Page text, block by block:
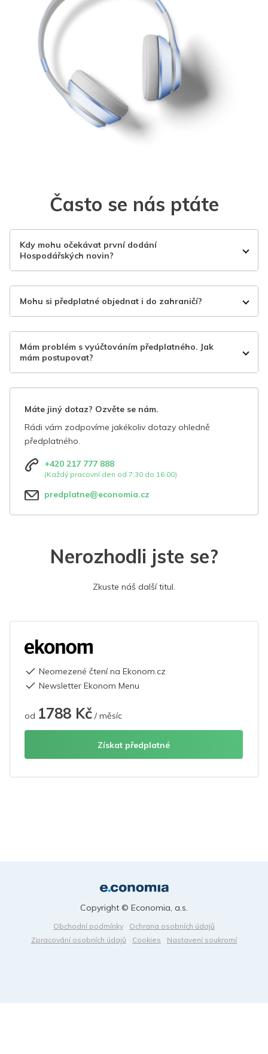
Často se nás ptáte
Kdy mohu očekávat první dodání
Hospodářských novin?
Mohu si předplatné objednat i do zahraničí?
Mám problém s vyúčtováním předplatného. Jak
mám postupovat?
Máte jiný dotaz? Ozvěte se nám.
Rádi vám zodpovíme jakékoliv dotazy ohledně
předplatného.
+420 217 777 888
(Každý pracovní den od 7:30 do 16:00)
predplatne@economia.cz
Nerozhodli jste se?
Zkuste náš další titul.
Neomezené čtení na Ekonom.cz
Newsletter Ekonom Menu
od 1788 Kč / měsíc
Získat předplatné
Obchodní podmínky
Ochrana osobních údajů
Zpracování osobních údajů
Cookies Nastavení soukromí
Copyright © Economia, a.s.